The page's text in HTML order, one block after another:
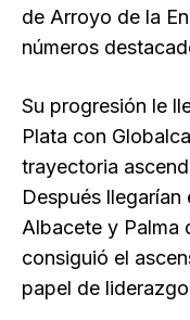
de Arroyo de la
números
Su progresión le
Plata con
trayectoria
Después
Albacete y Palma
consiguió el
papel de